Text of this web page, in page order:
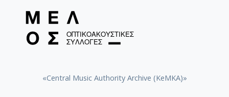
«Central Music Authority Archive (KeMKA)»